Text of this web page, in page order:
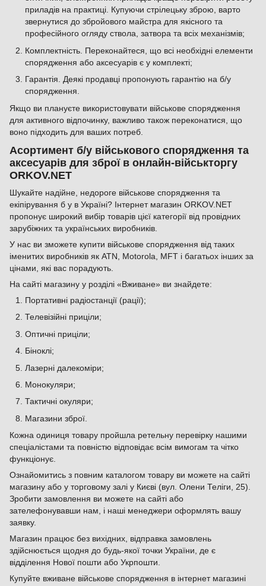
приладів на практиці. Купуючи стрілецьку зброю, варто
звернутися до збройового майстра для якісного та
професійного огляду ствола, затвора та всіх механізмів;
Комплектність. Переконайтеся, що всі необхідні елементи
спорядження або аксесуарів є у комплекті;
Гарантія. Деякі продавці пропонують гарантію на б/у
спорядження.
Якщо ви плануєте використовувати військове спорядження
для активного відпочинку, важливо також переконатися, що
воно підходить для ваших потреб.
Асортимент б/у військового спорядження та
аксесуарів для зброї в онлайн-військторгу
ORKOV.NET
Шукайте надійне, недороге військове спорядження та
екіпірування б у в Україні? Інтернет магазин ORKOV.NET
пропонує широкий вибір товарів цієї категорії від провідних
зарубіжних та українських виробників.
У нас ви зможете купити військове спорядження від таких
іменитих виробників як ATN, Motorola, MFT і багатьох інших за
цінами, які вас порадують.
На сайті магазину у розділі «Вживане» ви знайдете:
Портативні радіостанції (рації);
Телевізійні приціли;
Оптичні приціли;
Біноклі;
Лазерні далекоміри;
Монокуляри;
Тактичні окуляри;
Магазини зброї.
Кожна одиниця товару пройшла ретельну перевірку нашими
спеціалістами та повністю відповідає всім вимогам та чітко
функціонує.
Ознайомитись з повним каталогом товару ви можете на сайті
магазину або у торговому залі у Києві (вул. Олени Теліги, 25).
Зробити замовлення ви можете на сайті або
зателефонувавши нам, і наші менеджери оформлять вашу
заявку.
Магазин працює без вихідних, відправка замовлень
здійснюється щодня до будь-якої точки України, де є
відділення Нової пошти або Укрпошти.
Купуйте вживане військове спорядження в інтернет магазині